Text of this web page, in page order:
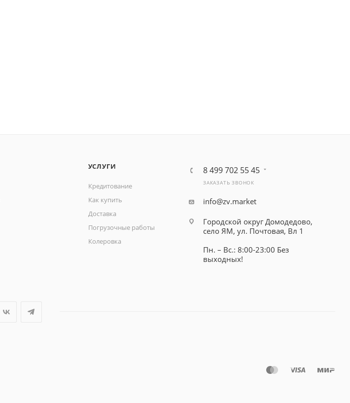
УСЛУГИ
Кредитование
Как купить
Доставка
Погрузочные работы
Колеровка
8 499 702 55 45
ЗАКАЗАТЬ ЗВОНОК
info@zv.market
Городской округ Домодедово,
село ЯМ, ул. Почтовая, Вл 1
Пн. – Вс.: 8:00-23:00 Без
выходных!